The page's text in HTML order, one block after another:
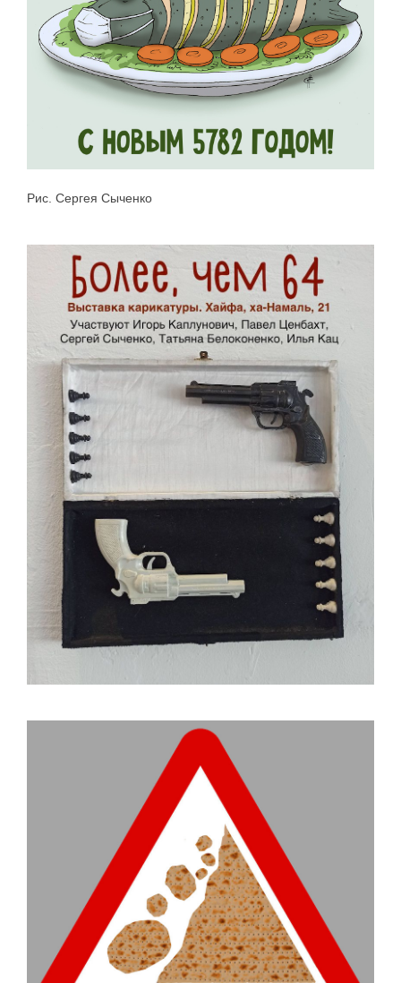
Рис. Сергея Сыченко